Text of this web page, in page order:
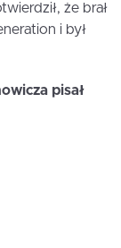
że brał
i był
pisał